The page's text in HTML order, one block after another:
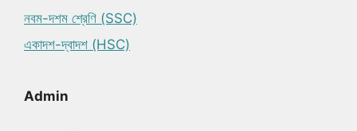
নবম-দশম শ্রেণি (SSC)
একাদশ-দ্বাদশ (HSC)
Admin